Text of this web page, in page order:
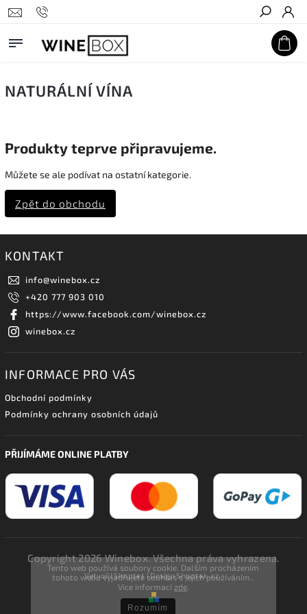
Tento web používá soubory cookie. Dalším procházením
tohoto webu vyjadřujete souhlas s jejich používáním..
Více informací zde.
Rozumím
Hledat
NATURÁLNÍ VÍNA
Produkty teprve připravujeme.
Můžete se ale podívat na ostatní kategorie.
Zpět do obchodu
KONTAKT
info@winebox.cz
+420 777 903 010
https://www.facebook.com/winebox.cz
winebox.cz
INFORMACE PRO VÁS
Obchodní podmínky
Podmínky ochrany osobních údajů
PŘIJÍMÁME ONLINE PLATBY
Copyright 2026Winebox. Všechna práva vyhrazena.
VytvořilShoptet | DesignShoptak.cz.